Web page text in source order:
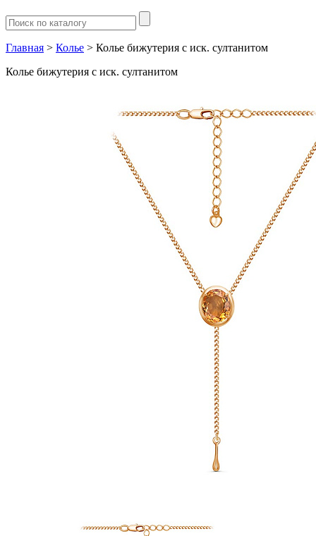
Главная > Колье > Колье бижутерия с иск. султанитом
Колье бижутерия с иск. султанитом